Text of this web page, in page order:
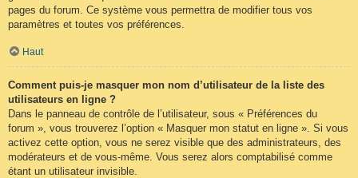
pages du forum. Ce système vous permettra de modifier tous vos
paramètres et toutes vos préférences.
Haut
Comment puis-je masquer mon nom d’utilisateur de la liste des
utilisateurs en ligne ?
Dans le panneau de contrôle de l’utilisateur, sous « Préférences du
forum », vous trouverez l’option « Masquer mon statut en ligne ». Si vous
activez cette option, vous ne serez visible que des administrateurs, des
modérateurs et de vous-même. Vous serez alors comptabilisé comme
étant un utilisateur invisible.